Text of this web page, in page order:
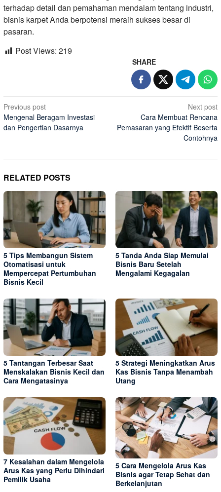
terhadap detail dan pemahaman mendalam tentang industri,
bisnis karpet Anda berpotensi meraih sukses besar di
pasaran.
Post Views: 219
SHARE
Post
navigation
Previous post
Mengenal Beragam Investasi
dan Pengertian Dasarnya
Next post
Cara Membuat Rencana
Pemasaran yang Efektif Beserta
Contohnya
RELATED POSTS
5 Tips Membangun Sistem
Otomatisasi untuk
Mempercepat Pertumbuhan
Bisnis Kecil
5 Tanda Anda Siap Memulai
Bisnis Baru Setelah
Mengalami Kegagalan
5 Tantangan Terbesar Saat
Menskalakan Bisnis Kecil dan
Cara Mengatasinya
5 Strategi Meningkatkan Arus
Kas Bisnis Tanpa Menambah
Utang
7 Kesalahan dalam Mengelola
Arus Kas yang Perlu Dihindari
Pemilik Usaha
5 Cara Mengelola Arus Kas
Bisnis agar Tetap Sehat dan
Berkelanjutan